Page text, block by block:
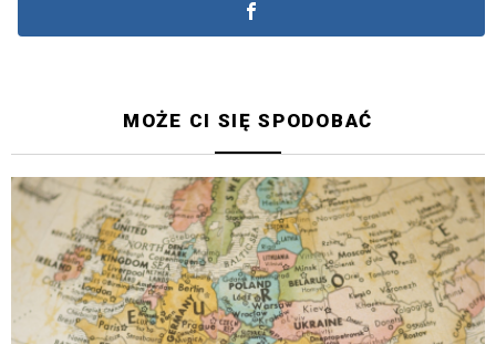
MOŻE CI SIĘ SPODOBAĆ